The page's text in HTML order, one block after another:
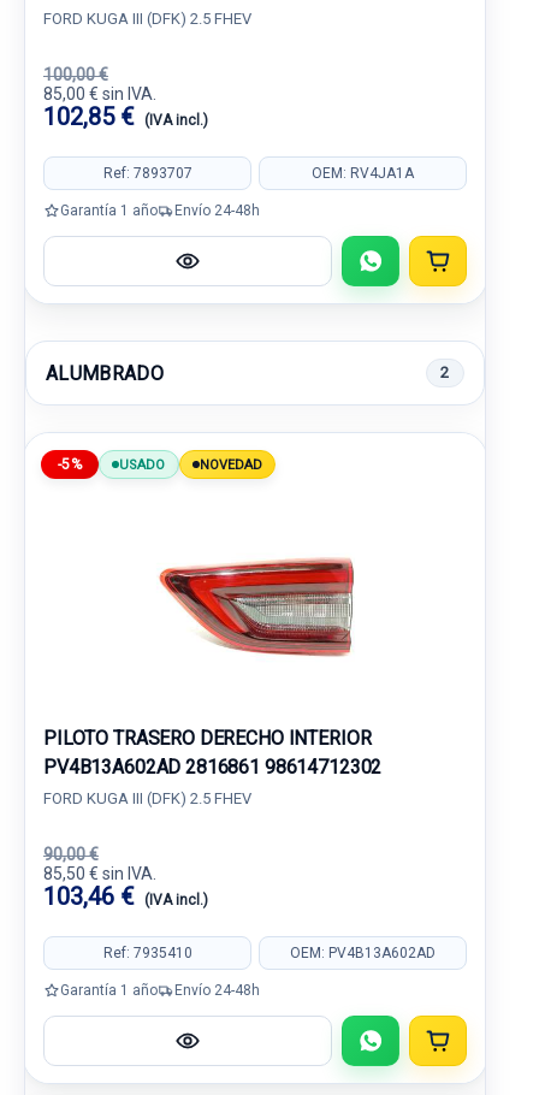
FORD KUGA III (DFK) 2.5 FHEV
100,00 €
85,00 € sin IVA.
102,85 € (IVA incl.)
Ref: 7893707 OEM: RV4JA1A
Garantía 1 año Envío 24-48h
ALUMBRADO 2
-5% USADO NOVEDAD
PILOTO TRASERO DERECHO INTERIOR
PV4B13A602AD 2816861 98614712302
FORD KUGA III (DFK) 2.5 FHEV
90,00 €
85,50 € sin IVA.
103,46 € (IVA incl.)
Ref: 7935410 OEM: PV4B13A602AD
Garantía 1 año Envío 24-48h